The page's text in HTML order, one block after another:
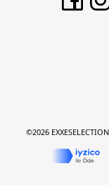
©2026